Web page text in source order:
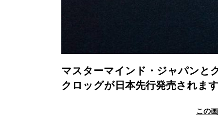
マスターマインド・ジャパンと
クロッグが日本先行発売されま
この